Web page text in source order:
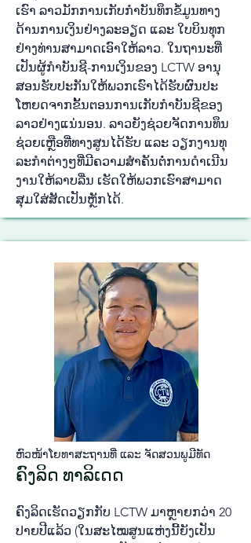
ເຮົາ ລາວ​ມັກ​ການ​ເກັບ​ກຳບັນ​ທຶກຂໍ້​ມູນ​ທາງ​
ດ້ານ​ການ​ເງິນ​ຢ່າງ​ລະ​ອຽດ ແລະ ໃບ​ບິນ​ທຸກ​
ຢ່າງ​ທ່ານ​ສາ​ມາດ​ເອົາ​ໃຫ້​ລາວ. ໃນ​ຖາ​ນະ​ທີ່​
ເປັນ​ຜູ້​ກຳ​ບັນ​ຊີ-ການ​ເງິນ​ຂອງ LCTW ອາ​ນຸ​
ສອນ​ຮັບ​ປະ​ກັນ​ໃຫ້​ພວກ​ເຮົາ​ໄດ້​ຮັບ​ຜົນ​ປະ​
ໂຫຍດ​ຈາກ​ຂັ້ນ​ຕອນ​ການ​ເກັບ​ກຳ​ບັນ​ຊີ​ຂອງ​
ລາວ​ຢ່າງ​ແນ່ນອນ. ລາວ​ຍັງ​ຊ່ວຍ​ຈັດ​ການ​ທຶນ​
ຊ່ວຍ​ເຫຼືອ​ທີ່​ທາງ​ສູນ​ໄດ້​ຮັບ ແລະ ວຽກ​ງານ​ທຸ​
ລະ​ກຳ​ຕ່າງໆ​ທີ່​ມີ​ຄວາມ​ສຳ​ຄັນ​ຕໍ່​ການ​ດຳ​ເນີນ​
ງານ​ໃຫ້​ລາບ​ລື່ນ ເຮັດ​ໃຫ້​ພວກ​ເຮົາ​ສາ​ມາດ​
ສຸມ​ໃສ່​ສັດ​ເປັນ​ຫຼັກ​ໄດ້.
ຫົວ​ໜ້າ​ໂຍ​ທາ​ສະ​ຖານ​ທີ່ ແລະ ຈັດ​ສວນ​ພູ​ມີ​ທັດ
ຄົງ​ລິດ ທາ​ລິ​ເດດ
ຄົງ​ລິດ​ເຮັດ​ວຽກ​ກັບ LCTW ມາ​ຫຼາຍກວ່າ 20
ປາຍ​ປີ​ແລ້ວ (ໃນ​ສະ​ໄໝ​ສູນ​ແຫ່ງນີ້​ຍັງ​ເປັນ​